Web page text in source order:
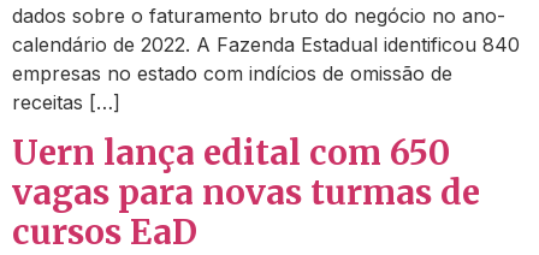
dados sobre o faturamento bruto do negócio no ano-
calendário de 2022. A Fazenda Estadual identificou 840
empresas no estado com indícios de omissão de
receitas […]
Uern lança edital com 650
vagas para novas turmas de
cursos EaD